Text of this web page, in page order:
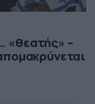
«θεατής» –